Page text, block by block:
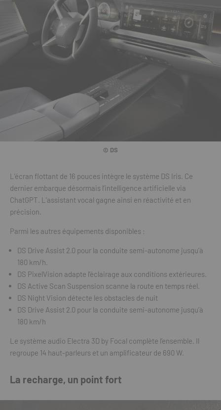
© DS
L’écran flottant de 16 pouces intègre le système DS Iris. Ce
dernier embarque désormais l’intelligence artificielle via
ChatGPT. L’assistant vocal gagne ainsi en réactivité et en
précision.
Parmi les autres équipements disponibles :
DS Drive Assist 2.0 pour la conduite semi-autonome jusqu’à
180 km/h.
DS PixelVision adapte l’éclairage aux conditions extérieures.
DS Active Scan Suspension scanne la route en temps réel.
DS Night Vision détecte les obstacles de nuit
DS Drive Assist 2.0 pour la conduite semi-autonome jusqu’à
180 km/h
Le système audio Electra 3D by Focal complète l’ensemble. Il
regroupe 14 haut-parleurs et un amplificateur de 690 W.
La recharge, un point fort